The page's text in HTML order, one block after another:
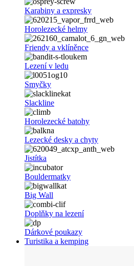
Karabiny a expresky
Horolezecké helmy
Friendy a vklíněnce
Lezení v ledu
Smyčky
Slackline
Horolezecké batohy
Lezecké desky a chyty
Jistítka
Bouldermatky
Big Wall
Doplňky na lezení
Dárkové poukazy
Turistika a kemping